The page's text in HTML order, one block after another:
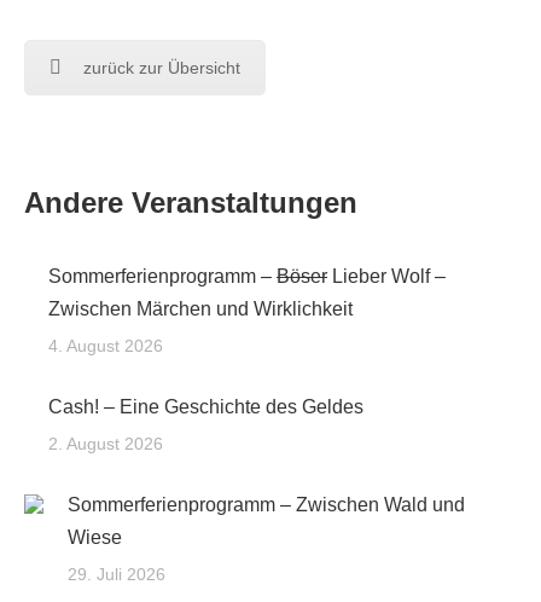
zurück zur Übersicht
Andere Veranstaltungen
Sommerferienprogramm – Böser Lieber Wolf –
Zwischen Märchen und Wirklichkeit
4. August 2026
Cash! – Eine Geschichte des Geldes
2. August 2026
Sommerferienprogramm – Zwischen Wald und
Wiese
29. Juli 2026